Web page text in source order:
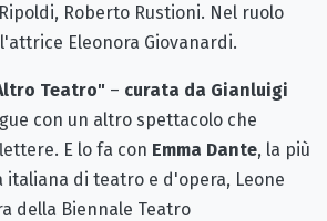
Roberto Rustioni. Nel ruolo
Eleonora Giovanardi.
Teatro" – curata da Gianluigi
con un altro spettacolo che
E lo fa con Emma Dante, la più
italiana di teatro e d'opera, Leone
della Biennale Teatro